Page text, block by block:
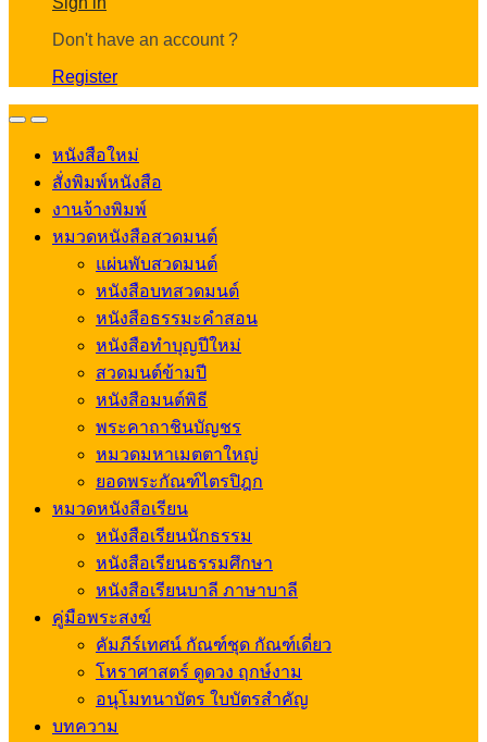
Don't have an account ?
Register
OpenClose
หนังสือใหม่
สั่งพิมพ์หนังสือ
งานจ้างพิมพ์
หมวดหนังสือสวดมนต์
แผ่นพับสวดมนต์
หนังสือบทสวดมนต์
หนังสือธรรมะคำสอน
หนังสือทำบุญปีใหม่
สวดมนต์ข้ามปี
หนังสือมนต์พิธี
พระคาถาชินบัญชร
หมวดมหาเมตตาใหญ่
ยอดพระกัณฑ์ไตรปิฎก
หมวดหนังสือเรียน
หนังสือเรียนนักธรรม
หนังสือเรียนธรรมศึกษา
หนังสือเรียนบาลี ภาษาบาลี
คู่มือพระสงฆ์
คัมภีร์เทศน์ กัณฑ์ชุด กัณฑ์เดี่ยว
โหราศาสตร์ ดูดวง ฤกษ์งาม
อนุโมทนาบัตร ใบบัตรสำคัญ
บทความ